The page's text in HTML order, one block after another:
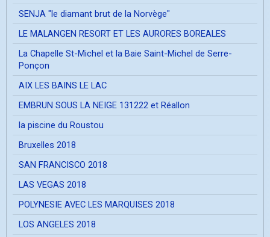
SENJA "le diamant brut de la Norvège"
LE MALANGEN RESORT ET LES AURORES BOREALES
La Chapelle St-Michel et la Baie Saint-Michel de Serre-
Ponçon
AIX LES BAINS LE LAC
EMBRUN SOUS LA NEIGE 131222 et Réallon
la piscine du Roustou
Bruxelles 2018
SAN FRANCISCO 2018
LAS VEGAS 2018
POLYNESIE AVEC LES MARQUISES 2018
LOS ANGELES 2018